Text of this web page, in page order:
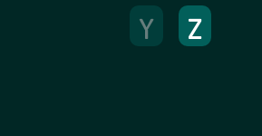
Y
Z